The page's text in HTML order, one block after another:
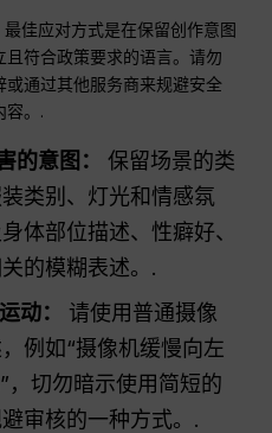
佳应对方式是在保留创作意图
符合政策要求的语言。请勿
通过其他服务商来规避安全
容。.
的意图：
保留场景的类
类别、灯光和情感氛
体部位描述、性癖好、
的模糊表述。.
动：
请使用普通摄像
例如“摄像机缓慢向左
，切勿暗示使用简短的
审核的一种方式。.